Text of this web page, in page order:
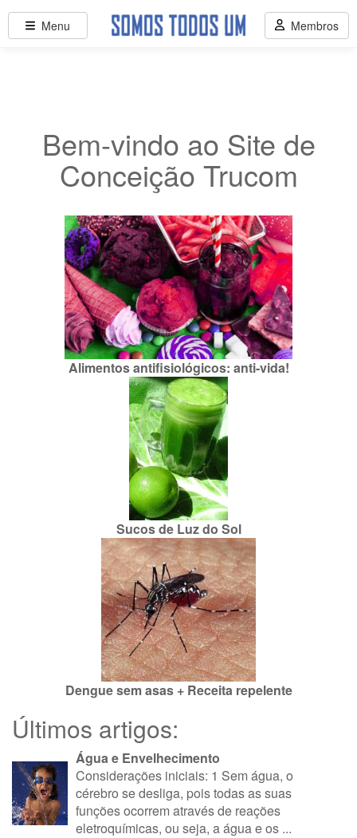
Bem-vindo ao Site de
Conceição Trucom
Alimentos antifisiológicos: anti-vida!
Sucos de Luz do Sol
Dengue sem asas + Receita repelente
Últimos artigos:
Água e Envelhecimento
Considerações iniciais: 1 Sem água, o
cérebro se desliga, pois todas as suas
funções ocorrem através de reações
eletroquímicas, ou seja, a água e os ...
Menu Membros